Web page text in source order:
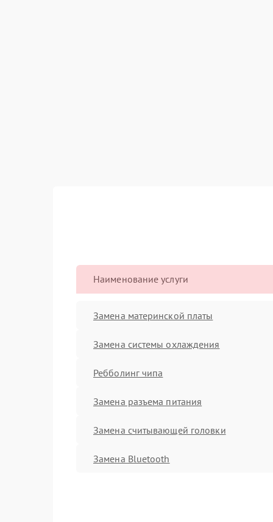
Наименование услуги
Замена материнской платы
Замена системы охлаждения
Ребболинг чипа
Замена разъема питания
Замена считывающей головки
Замена Bluetooth